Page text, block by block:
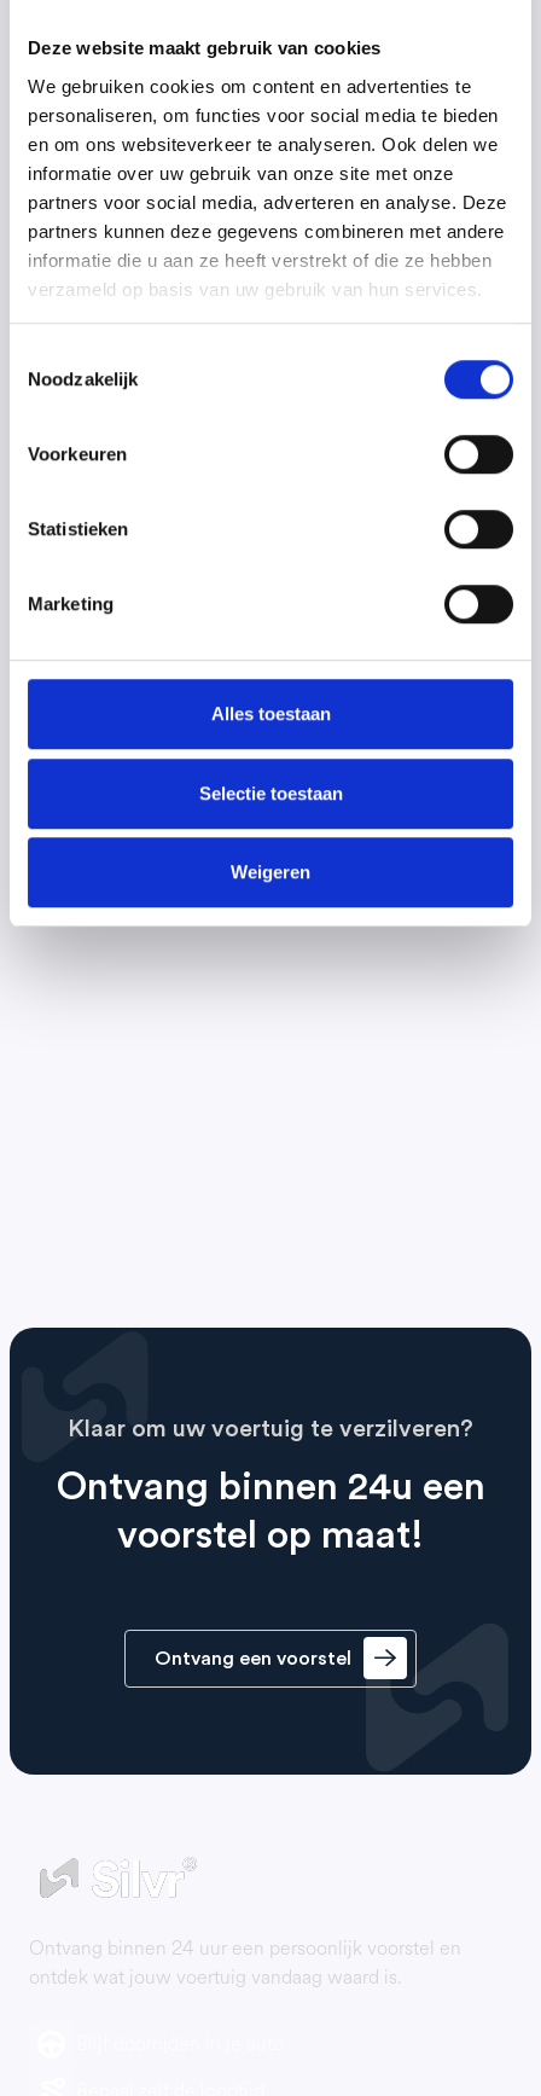
Deze website maakt gebruik van cookies
We gebruiken cookies om content en advertenties te
personaliseren, om functies voor social media te bieden
en om ons websiteverkeer te analyseren. Ook delen we
informatie over uw gebruik van onze site met onze
partners voor social media, adverteren en analyse. Deze
partners kunnen deze gegevens combineren met andere
informatie die u aan ze heeft verstrekt of die ze hebben
verzameld op basis van uw gebruik van hun services.
Noodzakelijk
Voorkeuren
Statistieken
Marketing
Alles toestaan
Selectie toestaan
Weigeren
Hoe het werkt
Achternaam
Telefoon
Klaar om uw voertuig te verzilveren?
Ontvang binnen 24u een
voorstel op maat!
Ontvang een voorstel
Ontvang binnen 24 uur een persoonlijk voorstel en
ontdek wat jouw voertuig vandaag waard is.